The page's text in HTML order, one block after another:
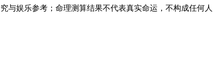
与娱乐参考；命理测算结果不代表真实命运，不构成任何人